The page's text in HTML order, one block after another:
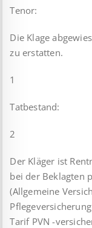
Tenor:
Die Klage
zu erstatten.
1
Tatbestand:
2
Der Kläger ist
bei der Beklagten
(Allgemeine
Tarif PVN -